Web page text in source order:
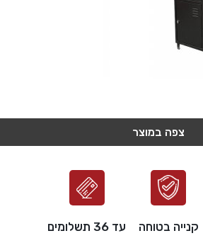
צפה במוצר
צפה במוצר
צפה במוצר
צפה במוצר
צפה במוצר
קנייה בטוחה עד 36 תשלומים